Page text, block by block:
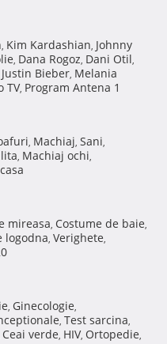
, Kim Kardashian, Johnny
, Dana Rogoz, Dani Otil,
Justin Bieber, Melania
TV, Program Antena 1
, Machiaj, Sani,
, Machiaj ochi,
mireasa, Costume de baie,
logodna, Verighete,
, Ginecologie,
, Test sarcina,
Ceai verde, HIV, Ortopedie,